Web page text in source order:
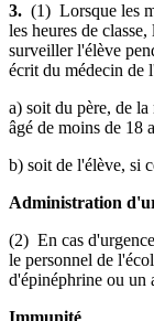
3. (1) Lorsque les
les heures de
surveiller l'élève
écrit du médecin de
a) soit du père, de
âgé de moins de 18
b) soit de l'élève, si
Administration
(2) En cas
le personnel de
d'épinéphrine ou un